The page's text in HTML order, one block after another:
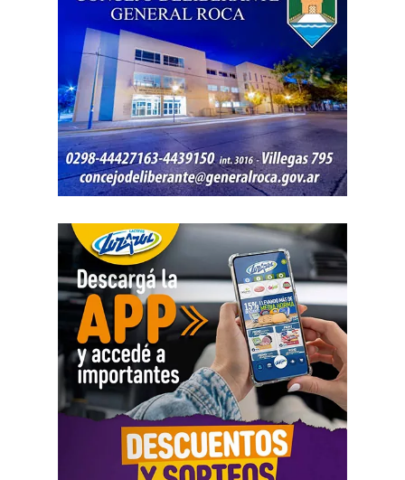
Posteriormente, el inmueble fue preservado para la
intervención del Gabinete de Criminalística, que realizó
las pericias correspondientes. Otros elementos
encontrados quedaron bajo resguardo para determinar su
procedencia.
Por disposición de la Fiscalía de turno, ambos hombres
permanecen detenidos en el marco de una causa por